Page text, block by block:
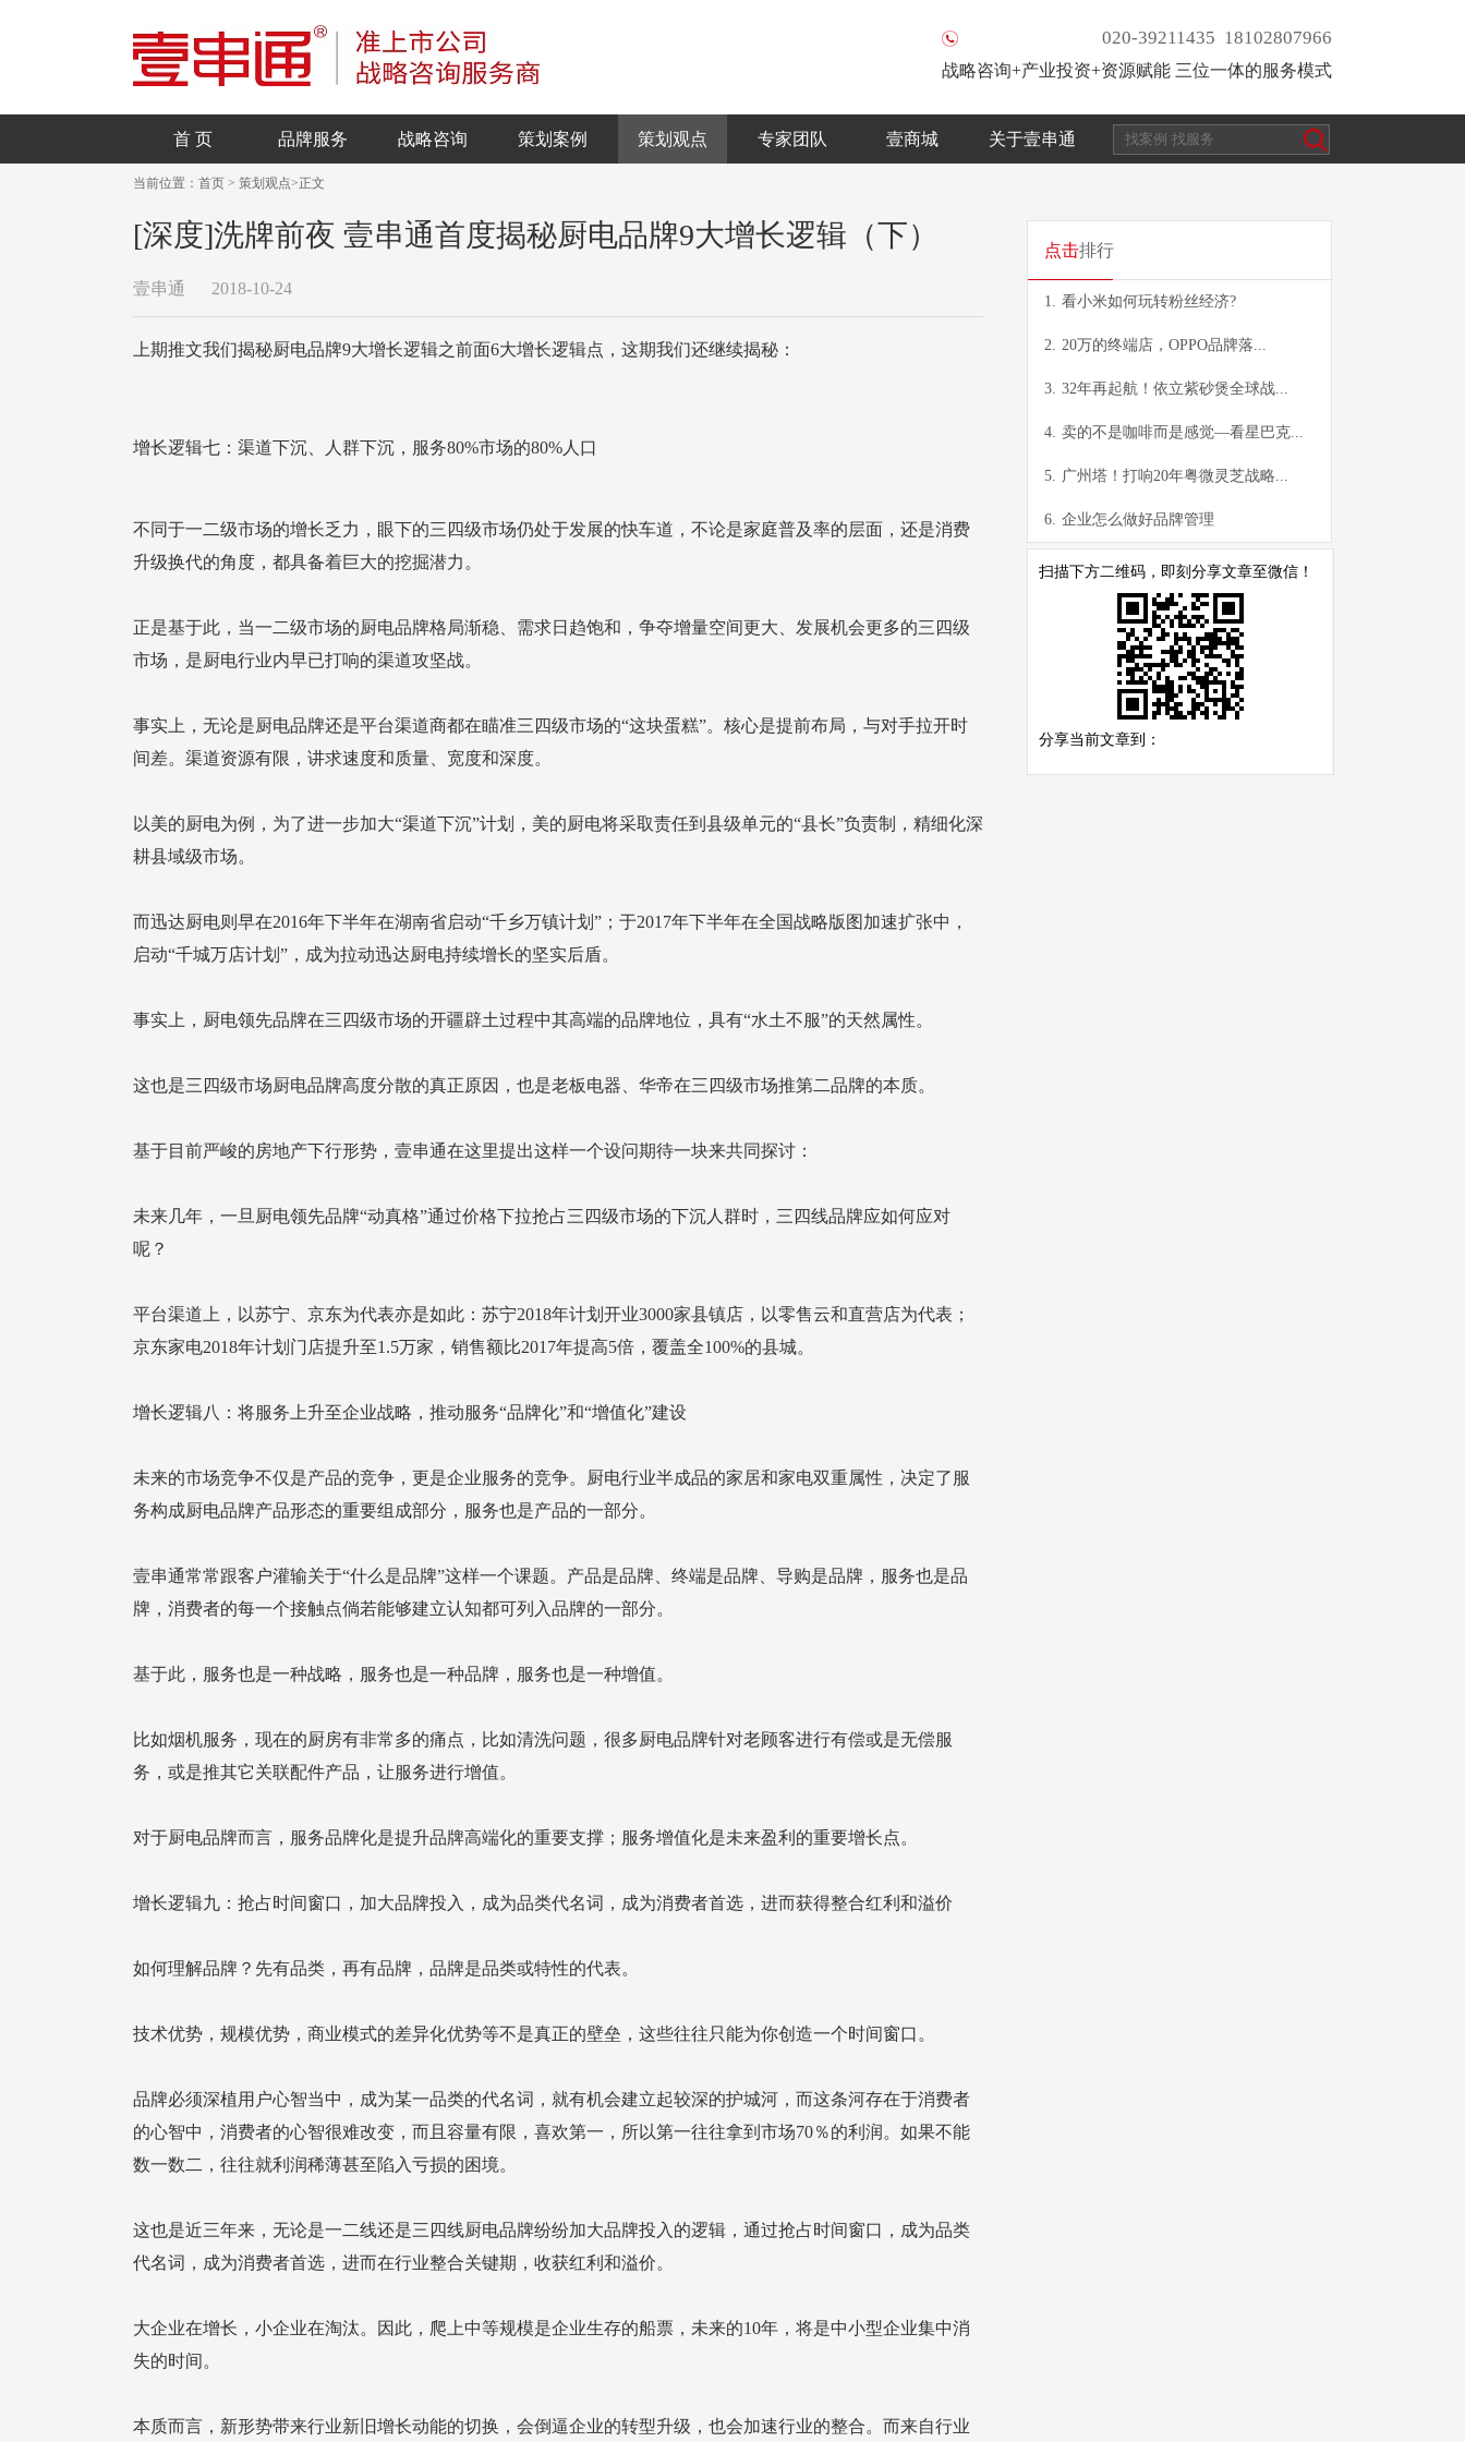
020-39211435 18102807966
战略咨询+产业投资+资源赋能 三位一体的服务模式
首 页 品牌服务 战略咨询 策划案例 策划观点 专家团队 壹商城 关于壹串通
当前位置： 首页 > 策划观点>正文
[深度]洗牌前夜 壹串通首度揭秘厨电品牌9大增长逻辑（下）
壹串通 2018-10-24
上期推文我们揭秘厨电品牌9大增长逻辑之前面6大增长逻辑点，这期我们还继续揭秘：
增长逻辑七：渠道下沉、人群下沉，服务80%市场的80%人口
升级换代的角度，都具备着巨大的挖掘潜力。
市场，是厨电行业内早已打响的渠道攻坚战。
间差。渠道资源有限，讲求速度和质量、宽度和深度。
耕县域级市场。
启动“千城万店计划”，成为拉动迅达厨电持续增长的坚实后盾。
事实上，厨电领先品牌在三四级市场的开疆辟土过程中其高端的品牌地位，具有“水土不服”的天然属性。
这也是三四级市场厨电品牌高度分散的真正原因，也是老板电器、华帝在三四级市场推第二品牌的本质。
基于目前严峻的房地产下行形势，壹串通在这里提出这样一个设问期待一块来共同探讨：
呢？
京东家电2018年计划门店提升至1.5万家，销售额比2017年提高5倍，覆盖全100%的县城。
增长逻辑八：将服务上升至企业战略，推动服务“品牌化”和“增值化”建设
务构成厨电品牌产品形态的重要组成部分，服务也是产品的一部分。
牌，消费者的每一个接触点倘若能够建立认知都可列入品牌的一部分。
基于此，服务也是一种战略，服务也是一种品牌，服务也是一种增值。
务，或是推其它关联配件产品，让服务进行增值。
对于厨电品牌而言，服务品牌化是提升品牌高端化的重要支撑；服务增值化是未来盈利的重要增长点。
增长逻辑九：抢占时间窗口，加大品牌投入，成为品类代名词，成为消费者首选，进而获得整合红利和溢价
如何理解品牌？先有品类，再有品牌，品牌是品类或特性的代表。
技术优势，规模优势，商业模式的差异化优势等不是真正的壁垒，这些往往只能为你创造一个时间窗口。
数一数二，往往就利润稀薄甚至陷入亏损的困境。
代名词，成为消费者首选，进而在行业整合关键期，收获红利和溢价。
失的时间。
点击排行
1. 看小米如何玩转粉丝经济?
2. 20万的终端店，OPPO品牌落...
3. 32年再起航！依立紫砂煲全球战...
4. 卖的不是咖啡而是感觉—看星巴克...
5. 广州塔！打响20年粤微灵芝战略...
6. 企业怎么做好品牌管理
扫描下方二维码，即刻分享文章至微信！
分享当前文章到：